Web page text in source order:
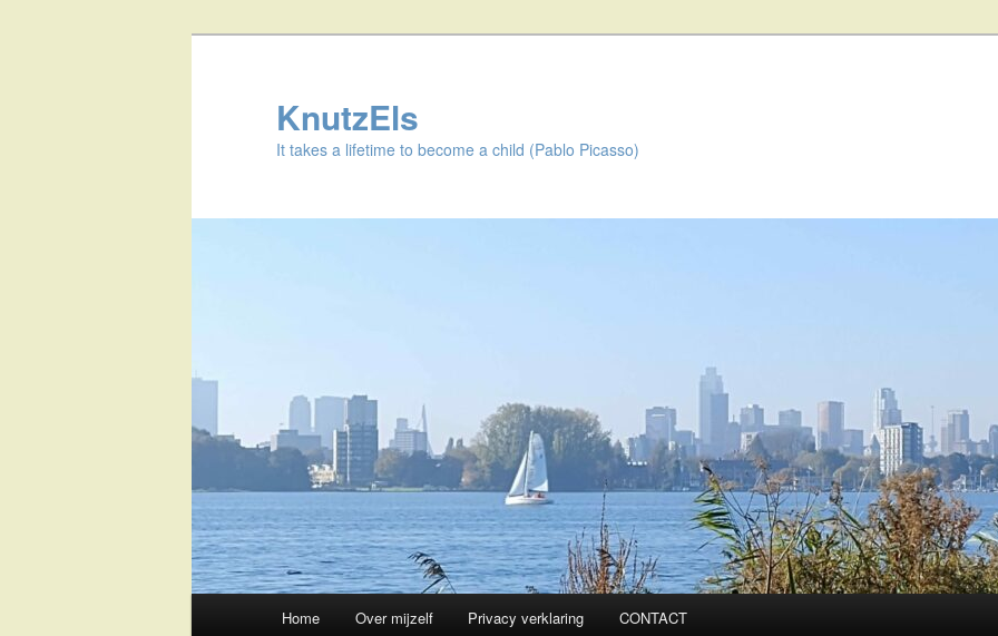
KnutzEls
It takes a lifetime to become a child (Pablo Picasso)
Skip
Home Over mijzelf Privacy verklaring CONTACT